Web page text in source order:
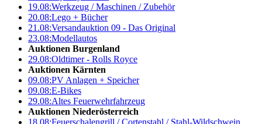
19.08:Werkzeug / Maschinen / Zubehör
20.08:Lego + Bücher
21.08:Versandauktion 09 - Das Original
23.08:Modellautos
Auktionen Burgenland
29.08:Oldtimer - Rolls Royce
Auktionen Kärnten
09.08:PV Anlagen + Speicher
09.08:E-Bikes
29.08:Altes Feuerwehrfahrzeug
Auktionen Niederösterreich
18.08:Feuerschalengrill / Cortenstahl / Stahl-Wildschwein